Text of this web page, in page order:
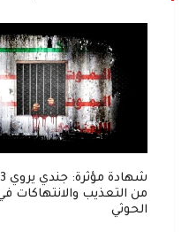
من التعذيب والانتهاكات
الحوثي